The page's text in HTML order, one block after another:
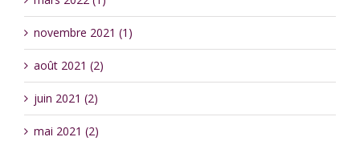
novembre 2021 (1)
août 2021 (2)
juin 2021 (2)
mai 2021 (2)